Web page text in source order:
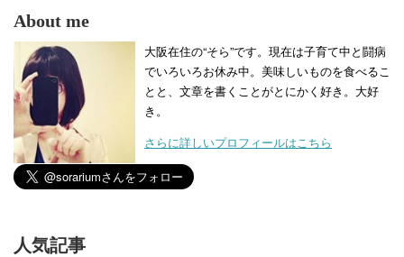
About me
大阪在住の“そら”です。現在は子育て中と闘病
でいろいろお休み中。美味しいものを食べるこ
とと、文章を書くことがとにかく好き。大好
き。
さらに詳しいプロフィールはこちら
人気記事